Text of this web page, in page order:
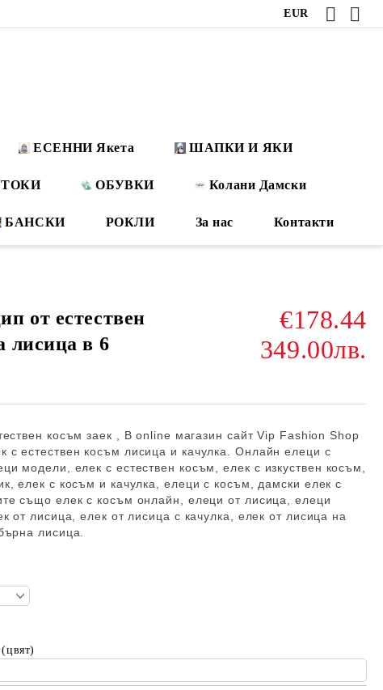
EUR
ЕСЕННИ Якета ШАПКИ И ЯКИ
ОБУВКИ Колани Дамски
БАНСКИ РОКЛИ За нас Контакти
от естествен
лисица в 6
€178.44
349.00лв.
косъм заек , В online магазин сайт Vip Fashion Shop
с естествен косъм лисица и качулка. Онлайн елеци с
модели, елек с естествен косъм,елек с изкуствен косъм,
елек с косъм и качулка, елеци с косъм, дамски елек с
също елек с косъм онлайн, елеци от лисица,елеци
от лисица, елек от лисица с качулка, елек от лисица на
лисица.